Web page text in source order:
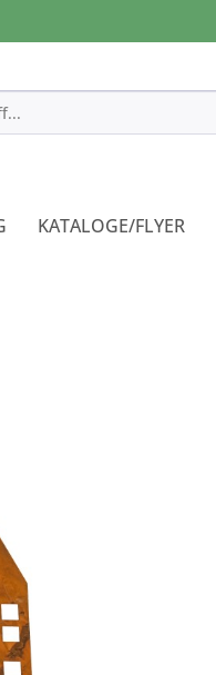
KATALOGE/FLYER